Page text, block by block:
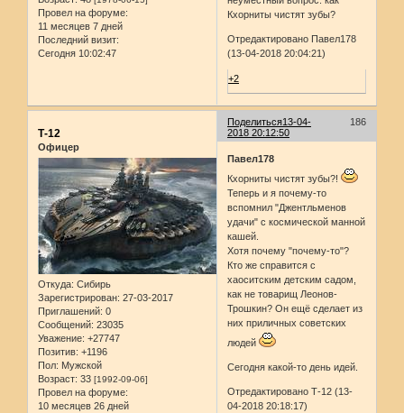
Провел на форуме:
11 месяцев 7 дней
Последний визит:
Сегодня 10:02:47
Кхорниты чистят зубы?
Отредактировано Павел178
(13-04-2018 20:04:21)
+2
Поделиться 186
13-04-
2018 20:12:50
Т-12
Офицер
Откуда: Сибирь
Зарегистрирован: 27-03-2017
Приглашений: 0
Сообщений: 23035
Уважение: +27747
Позитив: +1196
Пол: Мужской
Возраст: 33 [1992-09-06]
Провел на форуме:
10 месяцев 26 дней
Павел178
Кхорниты чистят зубы?!
Теперь и я почему-то
вспомнил "Джентльменов
удачи" с космической манной
кашей.
Хотя почему "почему-то"?
Кто же справится с
хаоситским детским садом,
как не товарищ Леонов-
Трошкин? Он ещё сделает из
них приличных советских
людей
Сегодня какой-то день идей.
Отредактировано Т-12 (13-
04-2018 20:18:17)